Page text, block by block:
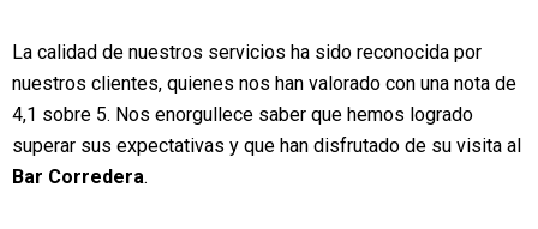
La calidad de nuestros servicios ha sido reconocida por
nuestros clientes, quienes nos han valorado con una nota de
4,1 sobre 5. Nos enorgullece saber que hemos logrado
superar sus expectativas y que han disfrutado de su visita al
Bar Corredera.